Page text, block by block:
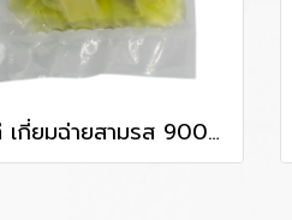
เอ็มที เกี่ยมฉ่ายสามรส 900 g